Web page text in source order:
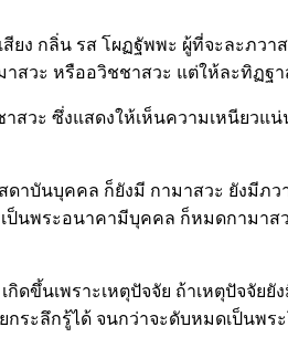
ง กลิ่น รส โผฏฐัพพะ ผู้ที่จะละภว
าสวะ หรืออวิชชาสวะ แต่ให้ละทิฏฐ
สวะ ซึ่งแสดงให้เห็นความเหนียว
าบันบุคคล ก็ยังมี กามาสวะ ยังมีภว
นพระอนาคามีบุคคล ก็หมดกามาส
ขึ้นเพราะเหตุปัจจัย ถ้าเหตุปัจจัยยั
ระลึกรู้ได้ จนกว่าจะดับหมดเป็นพร